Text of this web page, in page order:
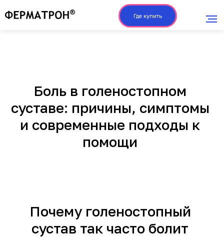
Где купить
Боль в голеностопном
суставе: причины, симптомы
и современные подходы к
помощи
Почему голеностопный
сустав так часто болит